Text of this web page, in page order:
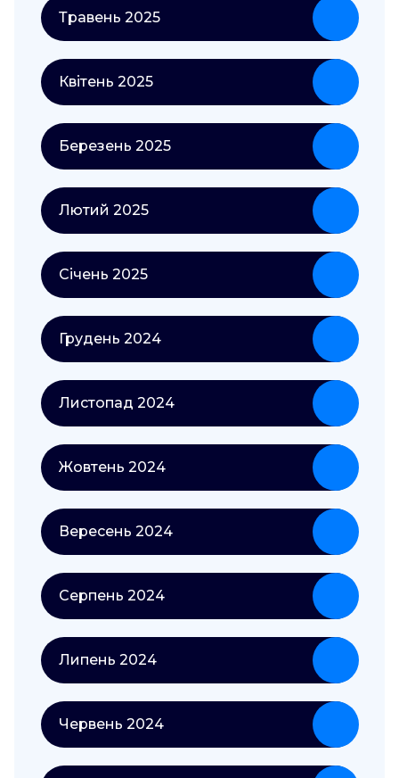
Травень 2025
Квітень 2025
Березень 2025
Лютий 2025
Січень 2025
Грудень 2024
Листопад 2024
Жовтень 2024
Вересень 2024
Серпень 2024
Липень 2024
Червень 2024